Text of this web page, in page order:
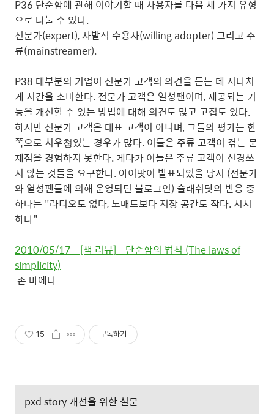
P36 단순함에 관해 이야기할 때 사용자를 다음 세 가지 유형
으로 나눌 수 있다.
전문가(expert), 자발적 수용자(willing adopter) 그리고 주
류(mainstreamer).
P38 대부분의 기업이 전문가 고객의 의견을 듣는 데 지나치
게 시간을 소비한다. 전문가 고객은 열성팬이며, 제공되는 기
능을 개선할 수 있는 방법에 대해 의견도 많고 고집도 있다.
하지만 전문가 고객은 대표 고객이 아니며, 그들의 평가는 한
쪽으로 치우쳥있는 경우가 많다. 이들은 주류 고객이 겪는 문
제점을 경험하지 못한다. 게다가 이들은 주류 고객이 신경쓰
지 않는 것들을 요구한다. 아이팟이 발표되었을 당시 (전문가
와 열성팬들에 의해 운영되던 블로그인) 슬래쉬닷의 반응 중
하나는 "라디오도 없다, 노매드보다 저장 공간도 작다. 시시
하다"
2010/05/17 - [책 리뷰] - 단순함의 법칙 (The laws of
simplicity)
존 마에다
15 구독하기
pxd story 개선을 위한 설문